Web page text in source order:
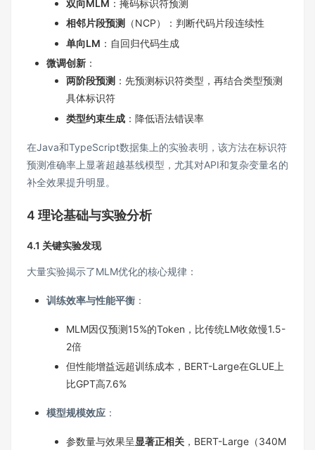
双向MLM ：掩码标识符预测
相邻片段预测
（NCP）：判断代码片段连续性
单向LM ：自回归代码生成
微调创新 ：
两阶段预测 ：先预测标识符类型，再结合类型预测
具体标识符
类型约束生成 ：降低语法错误率
在Java和TypeScript数据集上的实验表明，该方法在标识符
预测准确率上显著超越基线模型，尤其对API和复杂变量名的
补全效果提升明显。
4 理论基础与实验分析
4.1 关键实验发现
大量实验揭示了MLM优化的核心规律：
训练效率与性能平衡 ：
MLM因仅预测15%的Token，比传统LM收敛慢1.5-
2倍
但性能增益远超训练成本，BERT-Large在GLUE上
比GPT高7.6%
模型规模效应 ：
参数量与效果呈显著正相关 ，BERT-Large（340M